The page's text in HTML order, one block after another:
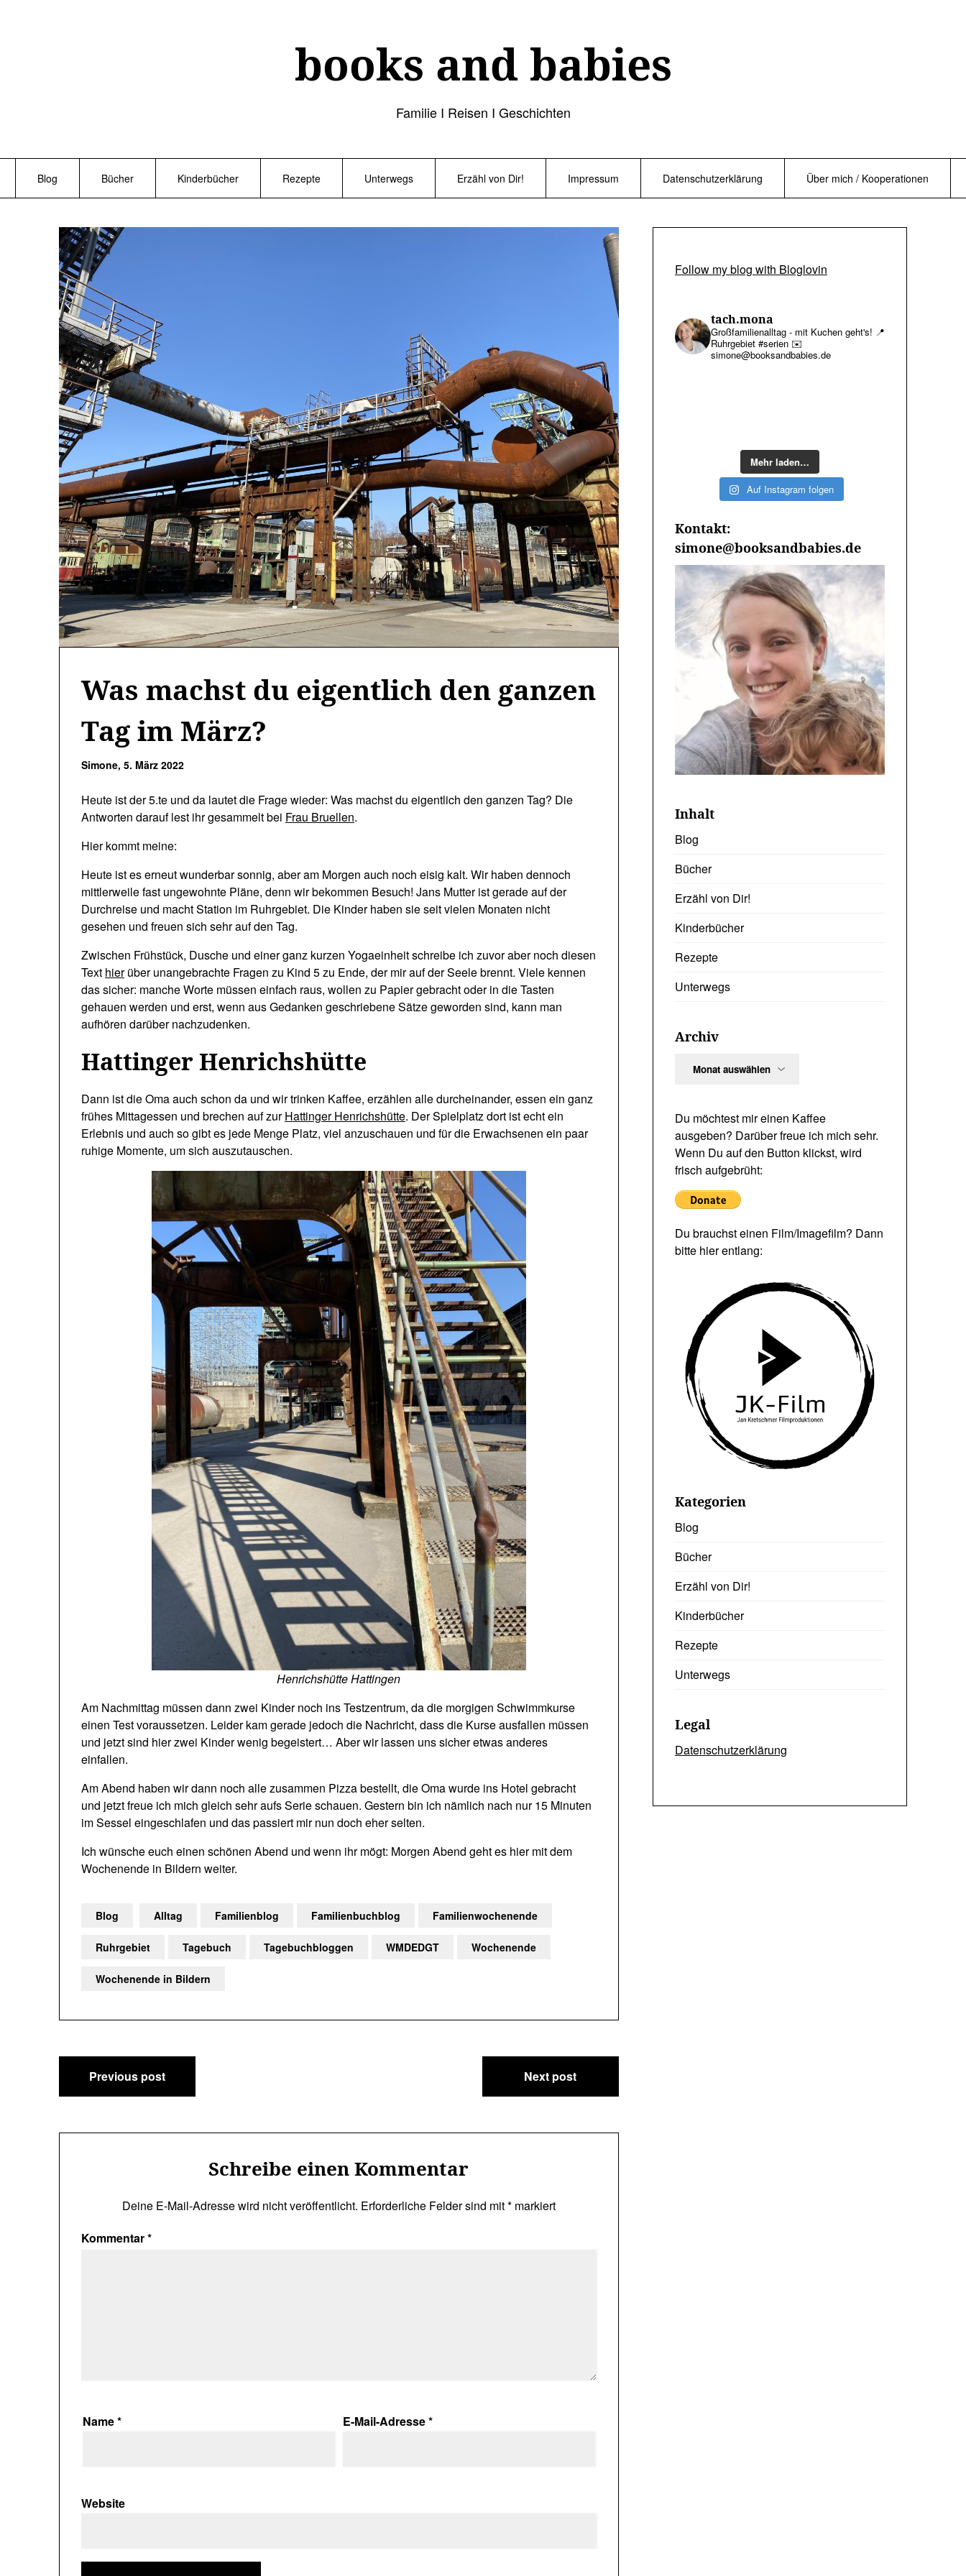
books and babies
Familie I Reisen I Geschichten
Blog Bücher Kinderbücher Rezepte Unterwegs Erzähl von Dir! Impressum Datenschutzerklärung Über mich / Kooperationen
Was machst du eigentlich den ganzen
Tag im März?
Simone, 5. März 2022
Heute ist der 5.te und da lautet die Frage wieder: Was machst du eigentlich den ganzen Tag? Die
Antworten darauf lest ihr gesammelt bei Frau Bruellen.
Hier kommt meine:
Heute ist es erneut wunderbar sonnig, aber am Morgen auch noch eisig kalt. Wir haben dennoch
mittlerweile fast ungewohnte Pläne, denn wir bekommen Besuch! Jans Mutter ist gerade auf der
Durchreise und macht Station im Ruhrgebiet. Die Kinder haben sie seit vielen Monaten nicht
gesehen und freuen sich sehr auf den Tag.
Zwischen Frühstück, Dusche und einer ganz kurzen Yogaeinheit schreibe ich zuvor aber noch diesen
Text hierüber unangebrachte Fragen zu Kind 5 zu Ende, der mir auf der Seele brennt. Viele kennen
das sicher: manche Worte müssen einfach raus, wollen zu Papier gebracht oder in die Tasten
gehauen werden und erst, wenn aus Gedanken geschriebene Sätze geworden sind, kann man
aufhören darüber nachzudenken.
Hattinger Henrichshütte
Dann ist die Oma auch schon da und wir trinken Kaffee, erzählen alle durcheinander, essen ein ganz
frühes Mittagessen und brechen auf zurHattinger Henrichshütte. Der Spielplatz dort ist echt ein
Erlebnis und auch so gibt es jede Menge Platz, viel anzuschauen und für die Erwachsenen ein paar
ruhige Momente, um sich auszutauschen.
Henrichshütte Hattingen
Am Nachmittag müssen dann zwei Kinder noch ins Testzentrum, da die morgigen Schwimmkurse
einen Test voraussetzen. Leider kam gerade jedoch die Nachricht, dass die Kurse ausfallen müssen
und jetzt sind hier zwei Kinder wenig begeistert… Aber wir lassen uns sicher etwas anderes
einfallen.
Am Abend haben wir dann noch alle zusammen Pizza bestellt, die Oma wurde ins Hotel gebracht
und jetzt freue ich mich gleich sehr aufs Serie schauen. Gestern bin ich nämlich nach nur 15 Minuten
im Sessel eingeschlafen und das passiert mir nun doch eher selten.
Ich wünsche euch einen schönen Abend und wenn ihr mögt: Morgen Abend geht es hier mit dem
Wochenende in Bildern weiter.
Blog Alltag Familienblog Familienbuchblog Familienwochenende
Ruhrgebiet Tagebuch Tagebuchbloggen WMDEDGT Wochenende
Wochenende in Bildern
Beitragsnavigation
Previous post Next post
Schreibe einen Kommentar
Deine E-Mail-Adresse wird nicht veröffentlicht. Erforderliche Felder sind mit*markiert
Kommentar*
Name* E-Mail-Adresse*
Website
Follow my blog with Bloglovin
tach.mona
Großfamilienalltag - mit Kuchen geht's! 📍
Ruhrgebiet #serien ✉️
simone@booksandbabies.de
Mehr laden…
Auf Instagram folgen
Kontakt:
simone@booksandbabies.de
Inhalt
Blog
Bücher
Erzähl von Dir!
Kinderbücher
Rezepte
Unterwegs
Archiv
Du möchtest mir einen Kaffee
ausgeben? Darüber freue ich mich sehr.
Wenn Du auf den Button klickst, wird
frisch aufgebrüht:
Du brauchst einen Film/Imagefilm? Dann
bitte hier entlang:
Kategorien
Blog
Bücher
Erzähl von Dir!
Kinderbücher
Rezepte
Unterwegs
Legal
Datenschutzerklärung